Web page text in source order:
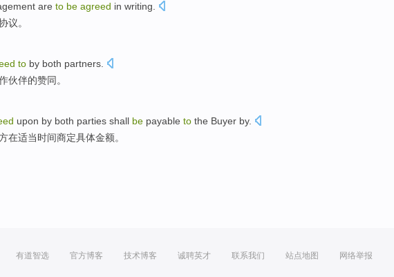
are to be agreed in writing.
议。
to by both partners
伙伴的赞同 。
upon by both parties shall be payable to the Buyer by.
在适当时间商定具体金额。
有道智选 官方博客 技术博客 诚聘英才 联系我们 站点地图 网络举报